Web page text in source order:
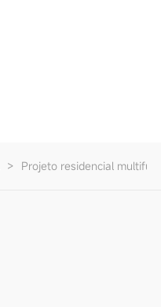
> Projeto residencial